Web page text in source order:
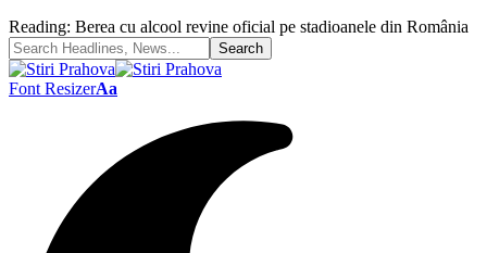
Reading: Berea cu alcool revine oficial pe stadioanele din România
Font ResizerAa